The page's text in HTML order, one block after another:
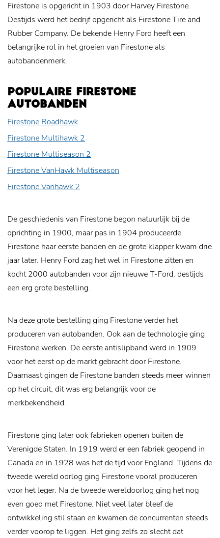
Firestone is opgericht in 1903 door Harvey Firestone.
Destijds werd het bedrijf opgericht als Firestone Tire and
Rubber Company. De bekende Henry Ford heeft een
belangrijke rol in het groeien van Firestone als
autobandenmerk.
POPULAIRE FIRESTONE
AUTOBANDEN
Firestone Roadhawk
Firestone Multihawk 2
Firestone Multiseason 2
Firestone VanHawk Multiseason
Firestone Vanhawk 2
De geschiedenis van Firestone begon natuurlijk bij de
oprichting in 1900, maar pas in 1904 produceerde
Firestone haar eerste banden en de grote klapper kwam drie
jaar later. Henry Ford zag het wel in Firestone zitten en
kocht 2000 autobanden voor zijn nieuwe T-Ford, destijds
een erg grote bestelling.
Na deze grote bestelling ging Firestone verder het
produceren van autobanden. Ook aan de technologie ging
Firestone werken. De eerste antislipband werd in 1909
voor het eerst op de markt gebracht door Firestone.
Daarnaast gingen de Firestone banden steeds meer winnen
op het circuit, dit was erg belangrijk voor de
merkbekendheid.
Firestone ging later ook fabrieken openen buiten de
Verenigde Staten. In 1919 werd er een fabriek geopend in
Canada en in 1928 was het de tijd voor England. Tijdens de
tweede wereld oorlog ging Firestone vooral produceren
voor het leger. Na de tweede wereldoorlog ging het nog
even goed met Firestone. Niet veel later bleef de
ontwikkeling stil staan en kwamen de concurrenten steeds
verder voorop te liggen. Het ging zelfs zo slecht dat